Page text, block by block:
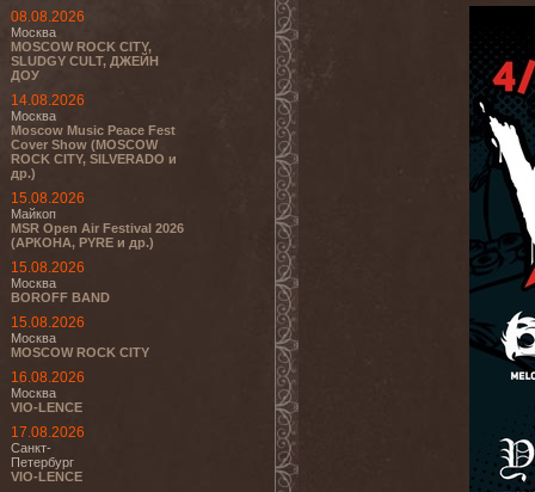
08.08.2026
Москва
MOSCOW ROCK CITY,
SLUDGY CULT, ДЖЕЙН
ДОУ
14.08.2026
Москва
Moscow Music Peace Fest
Cover Show (MOSCOW
ROCK CITY, SILVERADO и
др.)
15.08.2026
Майкоп
MSR Open Air Festival 2026
(АРКОНА, PYRE и др.)
15.08.2026
Москва
BOROFF BAND
15.08.2026
Москва
MOSCOW ROCK CITY
16.08.2026
Москва
VIO-LENCE
17.08.2026
Санкт-
Петербург
VIO-LENCE